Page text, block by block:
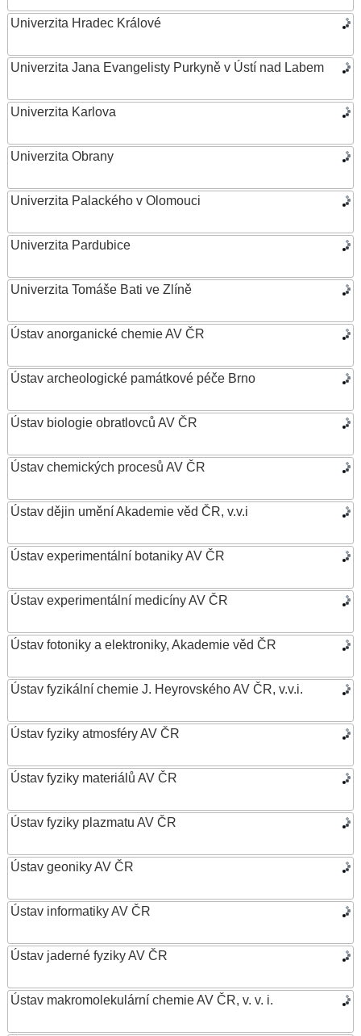
Univerzita Hradec Králové
Univerzita Jana Evangelisty Purkyně v Ústí nad Labem
Univerzita Karlova
Univerzita Obrany
Univerzita Palackého v Olomouci
Univerzita Pardubice
Univerzita Tomáše Bati ve Zlíně
Ústav anorganické chemie AV ČR
Ústav archeologické památkové péče Brno
Ústav biologie obratlovců AV ČR
Ústav chemických procesů AV ČR
Ústav dějin umění Akademie věd ČR, v.v.i
Ústav experimentální botaniky AV ČR
Ústav experimentální medicíny AV ČR
Ústav fotoniky a elektroniky, Akademie věd ČR
Ústav fyzikální chemie J. Heyrovského AV ČR, v.v.i.
Ústav fyziky atmosféry AV ČR
Ústav fyziky materiálů AV ČR
Ústav fyziky plazmatu AV ČR
Ústav geoniky AV ČR
Ústav informatiky AV ČR
Ústav jaderné fyziky AV ČR
Ústav makromolekulární chemie AV ČR, v. v. i.